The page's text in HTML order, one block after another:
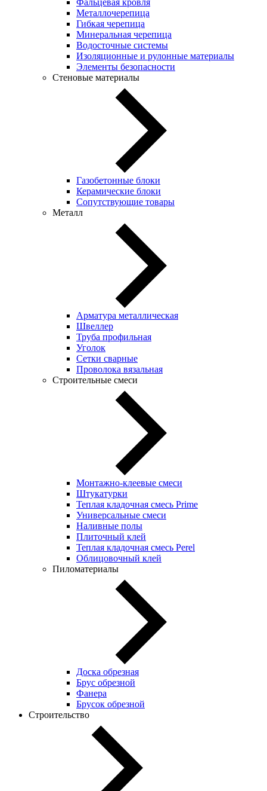
Металлочерепица
Гибкая черепица
Минеральная черепица
Водосточные системы
Изоляционные и рулонные материалы
Элементы безопасности
Стеновые материалы
Газобетонные блоки
Керамические блоки
Сопутствующие товары
Металл
Арматура металлическая
Швеллер
Труба профильная
Уголок
Сетки сварные
Проволока вязальная
Строительные смеси
Монтажно-клеевые смеси
Штукатурки
Теплая кладочная смесь Prime
Универсальные смеси
Наливные полы
Плиточный клей
Теплая кладочная смесь Perel
Облицовочный клей
Пиломатериалы
Доска обрезная
Брус обрезной
Фанера
Брусок обрезной
Строительство